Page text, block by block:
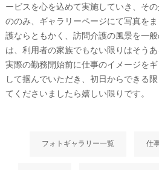
ービスを心を込めて実施していき、そ
ののみ、ギャラリーページにて写真を
護ならともかく、訪問介護の風景を一
は、利用者の家族でもない限りはそうあ
実際の勤務開始前に仕事のイメージを
して掴んでいただき、初日からできる
てくださいましたら嬉しい限りです。
フォトギャラリー一覧 仕